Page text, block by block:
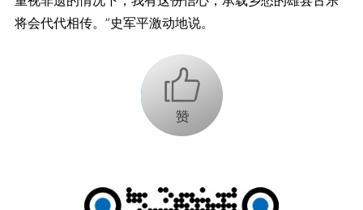
将会代代相传。”史军平激动地说。
+1